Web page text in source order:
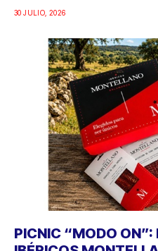
30 JULIO, 2026
PICNIC “MODO ON”: